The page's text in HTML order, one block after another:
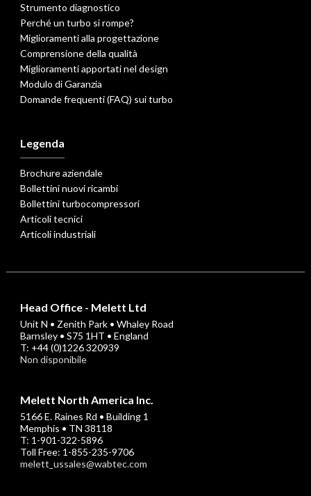
Strumento diagnostico
Perché un turbo si rompe?
Miglioramenti alla progettazione
Comprensione della qualità
Miglioramenti apportati nel design
Modulo di Garanzia
Domande frequenti (FAQ) sui turbo
Legenda
Brochure aziendale
Bollettini nuovi ricambi
Bollettini turbocompressori
Articoli tecnici
Articoli industriali
Head Office - Melett Ltd
Unit N • Zenith Park • Whaley Road
Barnsley • S75 1HT • England
T: +44 (0)1226 320939
Non disponibile
Melett North America Inc.
5166 E. Raines Rd • Building 1
Memphis • TN 38118
T: 1-901-322-5896
Toll Free: 1-855-235-9706
melett_ussales@wabtec.com